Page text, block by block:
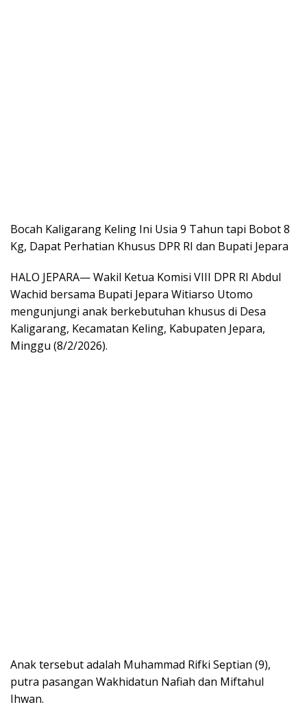
Bocah Kaligarang Keling Ini Usia 9 Tahun tapi Bobot 8
Kg, Dapat Perhatian Khusus DPR RI dan Bupati Jepara
HALO JEPARA— Wakil Ketua Komisi VIII DPR RI Abdul
Wachid bersama Bupati Jepara Witiarso Utomo
mengunjungi anak berkebutuhan khusus di Desa
Kaligarang, Kecamatan Keling, Kabupaten Jepara,
Minggu (8/2/2026).
Anak tersebut adalah Muhammad Rifki Septian (9),
putra pasangan Wakhidatun Nafiah dan Miftahul
Ihwan.